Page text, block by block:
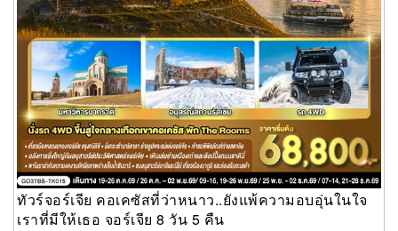
ทัวร์จอร์เจีย คอเคซัสที่ว่าหนาว..ยังแพ้ความอบอุ่นในใจ
เราที่มีให้เธอ จอร์เจีย 8 วัน 5 คืน